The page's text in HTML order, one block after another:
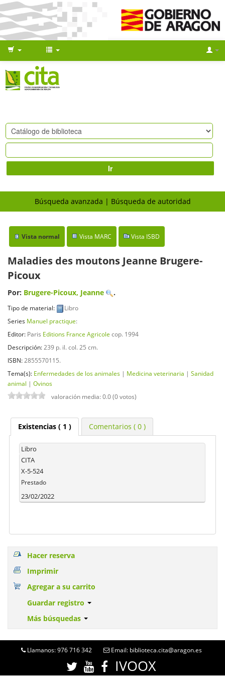
Ir
Búsqueda avanzada Búsqueda de autoridad
Vista normal Vista MARC Vista ISBD
Maladies des moutons Jeanne Brugere-
Picoux
Por: Brugere-Picoux, Jeanne .
Tipo de material:
Libro
Series Manuel practique:
Editor: Paris Editions France Agricole cop. 1994
Descripción: 239 p. il. col. 25 cm.
ISBN: 2855570115.
Tema(s): Enfermedades de los animales | Medicina veterinaria | Sanidad
animal | Ovinos
valoración media: 0.0 (0 votos)
Existencias( 1 ) Comentarios ( 0 )
Libro
CITA
X-5-524
Prestado
23/02/2022
Hacer reserva
Imprimir
Agregar a su carrito
Guardar registro
Más búsquedas
Llamanos: 976 716 342 Email: biblioteca.cita@aragon.es
IVOOX